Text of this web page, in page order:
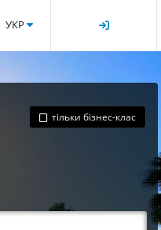
УКР
тільки бізнес-клас